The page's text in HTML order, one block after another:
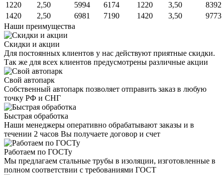
1220
2,50 5994 6174 1220 3,50
8392
1420
2,50 6981 7190 1420 3,50
9773
Наши преимущества
Скидки и акции
Для постоянных клиентов у нас действуют приятные скидки.
Так же для всех клиентов предусмотрены различные акции
Свой автопарк
Собственный автопарк позволяет отправить заказ в любую
точку РФ и СНГ
Быстрая обработка
Наши менеджеры оперативно обрабатывают заказы и в
течении 2 часов Вы получаете договор и счет
Работаем по ГОСТу
Мы предлагаем стальные трубы в изоляции, изготовленные в
полном соответствии с требованиями ГОСТ